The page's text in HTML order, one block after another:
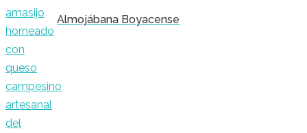
Almojábana Boyacense